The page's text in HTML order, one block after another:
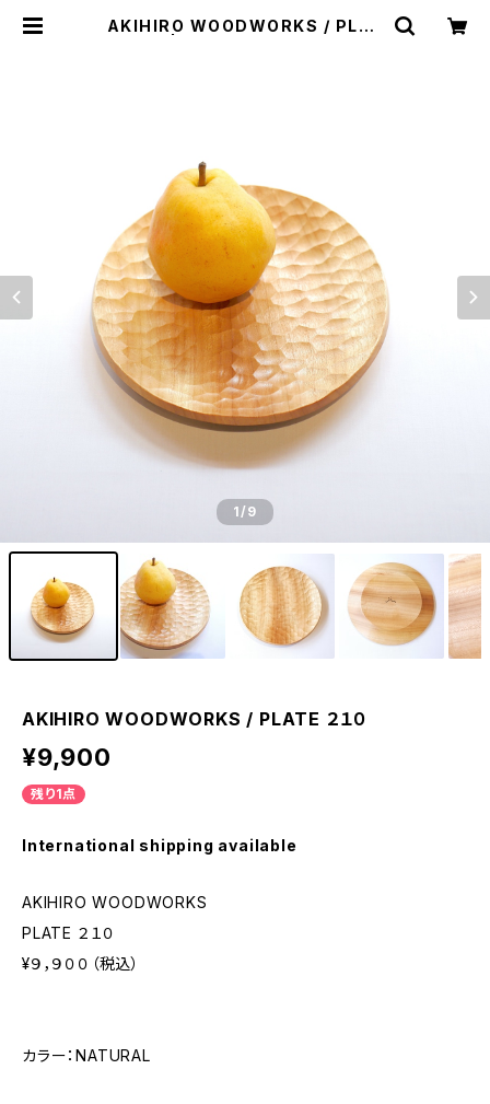
AKIHIRO WOODWORKS / PLAT
1/9
AKIHIRO WOODWORKS / PLATE ２１０
¥9,900
残り1点
International shipping available
AKIHIRO WOODWORKS
PLATE ２１０
¥９，９００（税込）
カラー：NATURAL